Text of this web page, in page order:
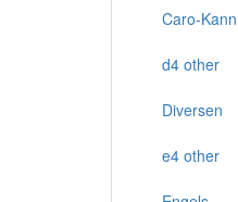
Caro-Kann
d4 other
Diversen
e4 other